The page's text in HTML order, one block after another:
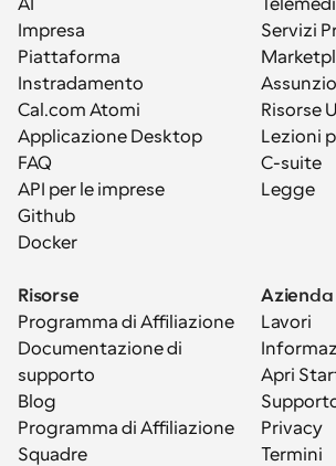
AI
Impresa
Piattaforma
Instradamento
Cal.com Atomi
Applicazione Desktop
FAQ
API per le imprese
Github
Docker
Servizi
Risorse
Lezioni
C-suite
Legge
Risorse
Programma di Affiliazione
Documentazione di
supporto
Blog
Programma di Affiliazione
Squadre
Azienda
Lavori
Apri
Privacy
Termini